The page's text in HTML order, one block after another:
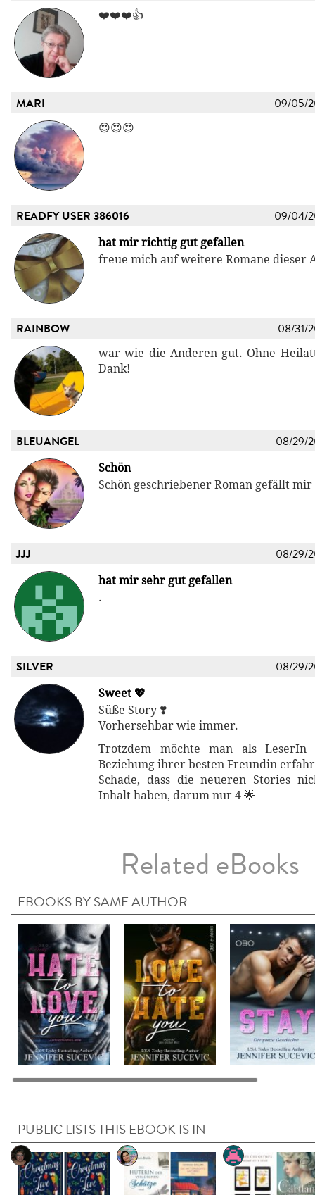
❤️❤️❤️👍
MARI 09/05/
😍😍😍
READFY USER 386016 09/04/
hat mir richtig gut gefallen
freue mich auf weitere Romane dieser
RAINBOW 08/31/
war wie die Anderen gut. Ohne
Dank!
BLEUANGEL 08/29/
Schön
Schön geschriebener Roman gefällt mir
JJJ 08/29/
hat mir sehr gut gefallen
.
SILVER 08/29/
Sweet 💖
Süße Story ❣️
Vorhersehbar wie immer.
Trotzdem möchte man als
Beziehung ihrer besten Freundin
Schade, dass die neueren Stories
Inhalt haben, darum nur 4 🌟
Related eBooks
EBOOKS BY SAME AUTHOR
PUBLIC LISTS THIS EBOOK IS IN